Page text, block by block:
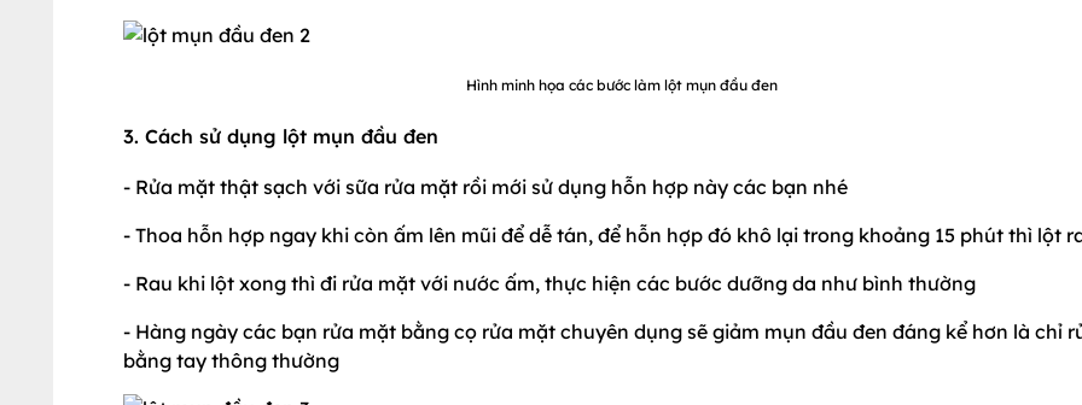
Hình minh họa các bước làm lột mụn đầu đen
3. Cách sử dụng lột mụn đầu đen
- Rửa mặt thật sạch với sữa rửa mặt rồi mới sử dụng hỗn hợp này các bạn nhé
- Thoa hỗn hợp ngay khi còn ấm lên mũi để dễ tán, để hỗn hợp đó khô lại trong khoảng 15 phút thì lột
- Rau khi lột xong thì đi rửa mặt với nước ấm, thực hiện các bước dưỡng da như bình thường
- Hàng ngày các bạn rửa mặt bằng cọ rửa mặt chuyên dụng sẽ giảm mụn đầu đen đáng kể hơn là chỉ
bằng tay thông thường